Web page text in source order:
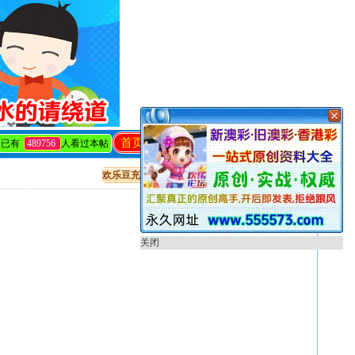
关闭
编辑
发帖
回复
首页
已有 489756 人看过本帖
欢乐豆充值 出售贴教程 开奖直播 只看该作者
关闭